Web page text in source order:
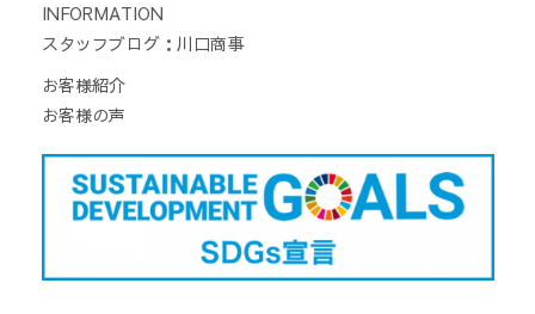
INFORMATION
スタッフブログ：川口商事
お客様紹介
お客様の声